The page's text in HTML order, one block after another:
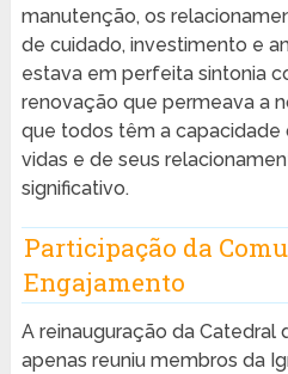
manutenção, os
de cuidado, investimento e
estava em perfeita sintonia
renovação que permeava a
que todos têm a capacidade
vidas e de seus
significativo.
Participação da
Engajamento
A reinauguração da Catedral
apenas reuniu membros da